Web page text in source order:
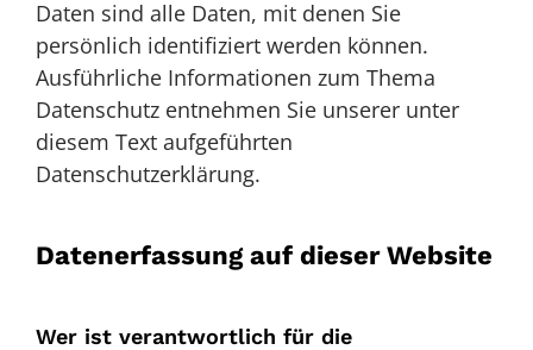
Daten sind alle Daten, mit denen Sie
persönlich identifiziert werden können.
Ausführliche Informationen zum Thema
Datenschutz entnehmen Sie unserer unter
diesem Text aufgeführten
Datenschutzerklärung.
Datenerfassung auf dieser Website
Wer ist verantwortlich für die